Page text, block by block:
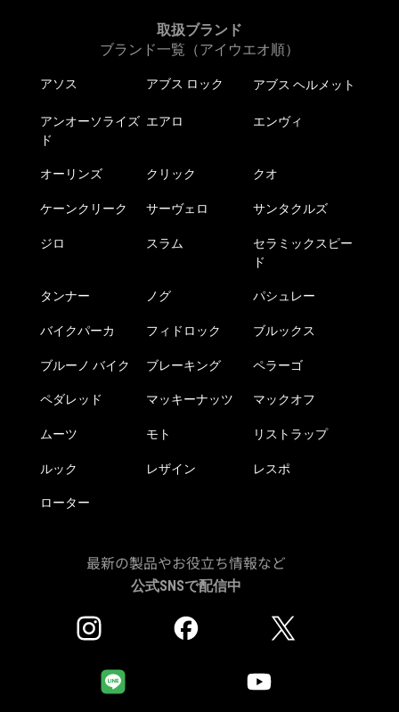
取扱ブランド
ブランド一覧（アイウエオ順）
アソス アブス ロック アブス ヘルメット
アンオーソライズ
ド
エアロ エンヴィ
オーリンズ クリック クオ
ケーンクリーク サーヴェロ サンタクルズ
ジロ スラム
セラミックスピー
ド
タンナー ノグ パシュレー
バイクパーカ フィドロック ブルックス
ブルーノ バイク ブレーキング ペラーゴ
ペダレッド マッキーナッツ マックオフ
ムーツ モト リストラップ
ルック レザイン レスポ
ローター
最新の製品やお役立ち情報など
公式SNSで配信中